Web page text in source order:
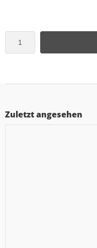
Zuletzt angesehen